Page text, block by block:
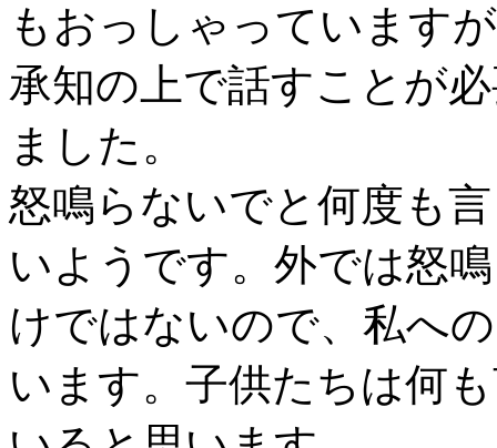
もおっしゃっています
承知の上で話すことが
ました。
怒鳴らないでと何度も
いようです。外では怒
けではないので、私へ
います。子供たちは何